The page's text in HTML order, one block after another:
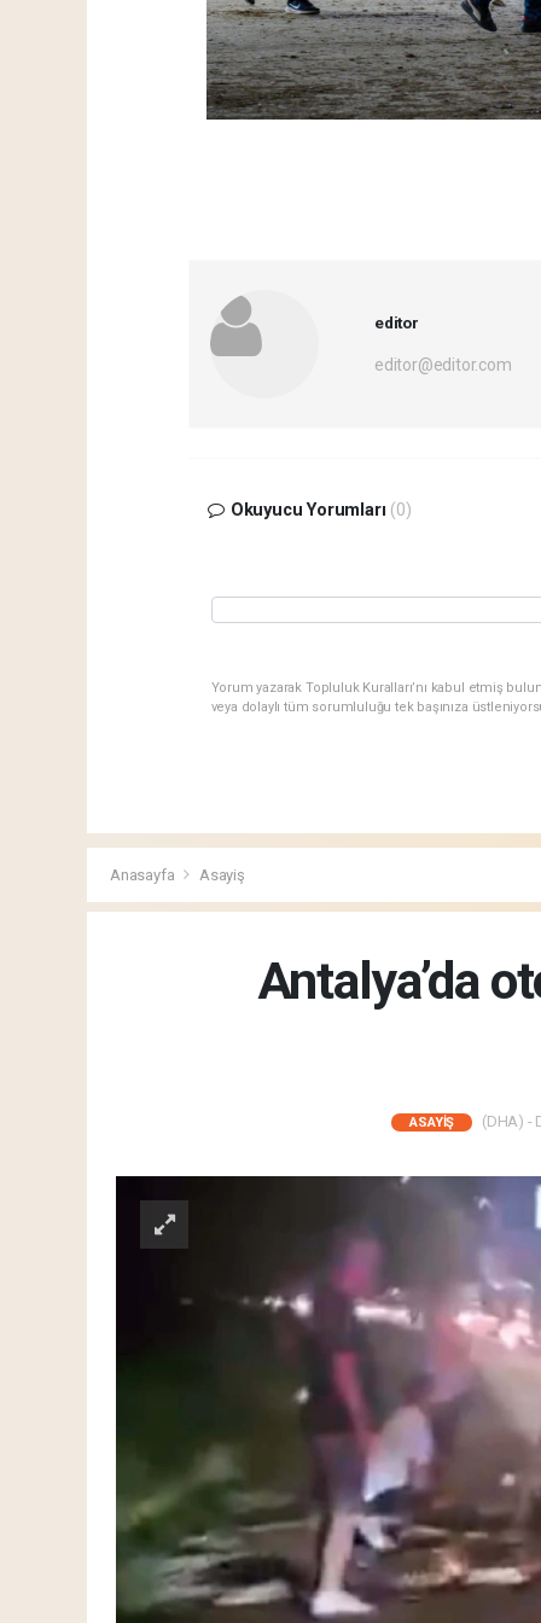
editor
editor@editor.com
Okuyucu Yorumları (0)
Yorum yazarak Topluluk Kuralları’nı kabul etmiş
veya dolaylı tüm sorumluluğu tek başınıza
Anasayfa Asayiş
Antalya’da
ASAYIŞ (DHA) -